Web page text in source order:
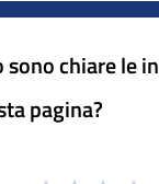
sono chiare le
pagina?